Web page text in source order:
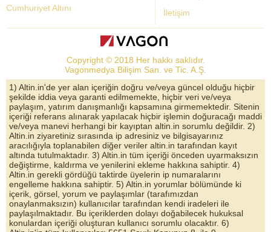
İletişim
Cumhuriyet Altını
Dolar Kuru
Altın Yorumları
Döviz Kurları
Çeyrek Altın
Bitcoin
Euro/Dolar Parite
Sterlin
Döviz Arşivi
Copyright © 2018 Her hakkı saklıdır.
Vagonmedya Bilişim San. ve Tic. A.Ş.
1) Altin.in'de yer alan içeriğin doğru ve/veya güncel olduğu hiçbir
şekilde iddia veya garanti edilmemekte, hiçbir veri ve/veya
paylaşım, yatırım danışmanlığı kapsamına girmemektedir. Sitenin
içeriği referans alınarak yapılacak hiçbir işlemin doğuracağı maddi
ve/veya manevi herhangi bir kayıptan altin.in sorumlu değildir. 2)
Altin.in ziyaretiniz sırasında ip adresiniz ve bilgisayarınız
aracılığıyla toplanabilen diğer veriler altin.in tarafından kayıt
altında tutulmaktadır. 3) Altin.in tüm içeriği önceden uyarmaksızın
değiştirme, kaldırma ve yenilerini ekleme hakkına sahiptir. 4)
Altin.in gerekli gördüğü taktirde üyelerin ip numaralarını
engelleme hakkına sahiptir. 5) Altin.in yorumlar bölümünde ki
içerik, görsel, yorum ve paylaşımlar (tarafımızdan
onaylanmaksızın) kullanıcılar tarafından kendi iradeleri ile
paylaşılmaktadır. Bu içeriklerden dolayı doğabilecek hukuksal
konulardan içeriği oluşturan kullanıcı sorumlu olacaktır. 6)